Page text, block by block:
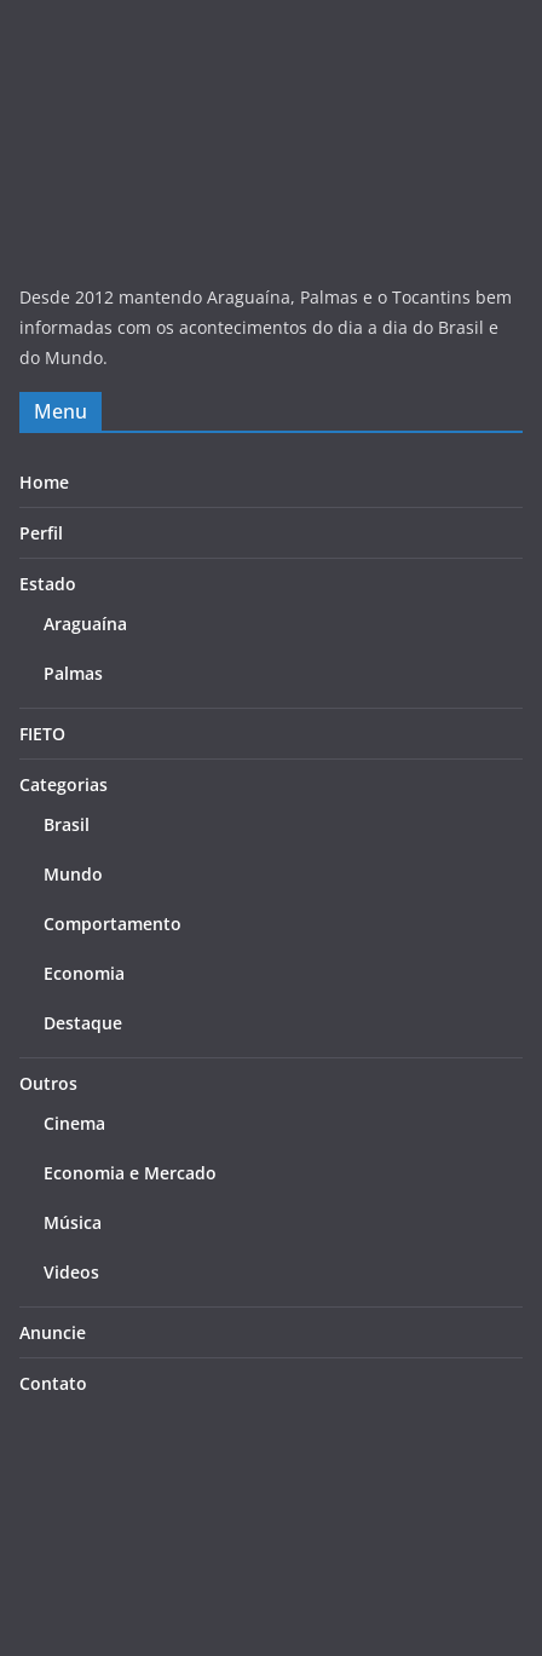
Desde 2012 mantendo Araguaína, Palmas e o Tocantins bem
informadas com os acontecimentos do dia a dia do Brasil e
do Mundo.
Menu
Home
Perfil
Estado
Araguaína
Palmas
FIETO
Categorias
Brasil
Mundo
Comportamento
Economia
Destaque
Outros
Cinema
Economia e Mercado
Música
Videos
Anuncie
Contato